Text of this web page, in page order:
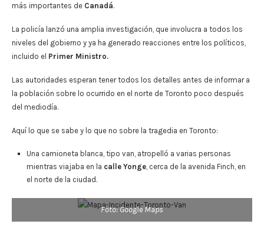
más importantes de Canadá.
La policía lanzó una amplia investigación, que involucra a todos los
niveles del gobierno y ya ha generado reacciones entre los políticos,
incluido el Primer Ministro.
Las autoridades esperan tener todos los detalles antes de informar a
la población sobre lo ocurrido en el norte de Toronto poco después
del mediodía.
Aquí lo que se sabe y lo que no sobre la tragedia en Toronto:
Una camioneta blanca, tipo van, atropelló a varias personas
mientras viajaba en la calle Yonge, cerca de la avenida Finch, en
el norte de la ciudad.
Foto: Google Maps